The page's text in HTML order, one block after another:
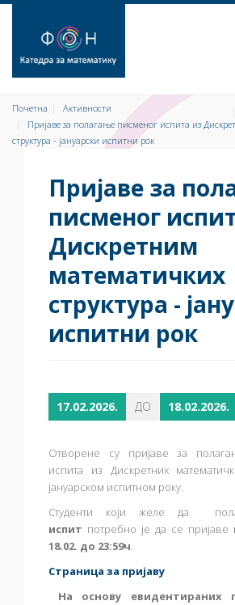
Почетна
Активности
Пријаве за полагање писменог испита из
структура - јануарски испитни рок
Пријаве за
писменог
Дискретним
математичких
структура -
испитни рок
17.02.2026. ДО 18.02.2026.
Отворене су пријаве за
испита из Дискретних
јануарском испитном року.
Студенти који желе да
испит потребно је да се пријаве
18.02. до 23:59ч.
Страница за пријаву
На основу евидентираних